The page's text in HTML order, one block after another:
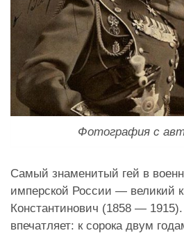
Фотография с
Самый знаменитый гей в
имперской России — великий
Константинович (1858 —
впечатляет: к сорока двум